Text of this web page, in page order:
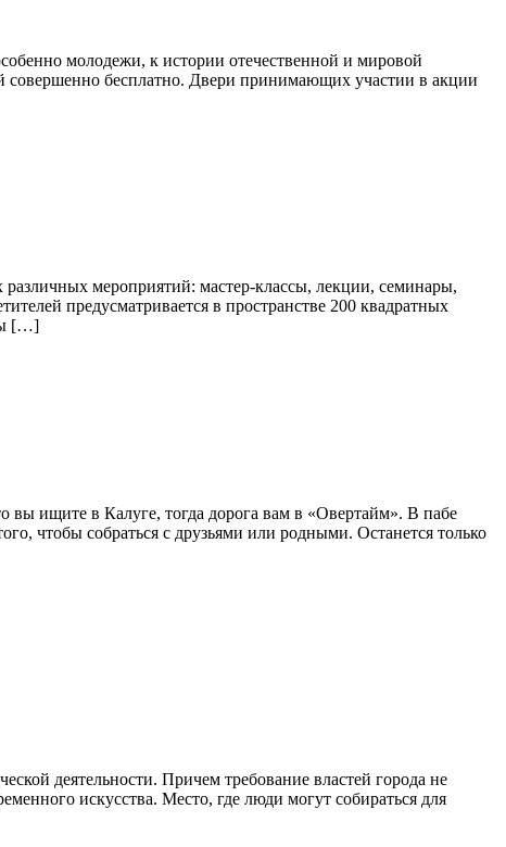
молодежи, к истории отечественной и мировой
совершенно бесплатно. Двери принимающих участии в акции
мероприятий: мастер-классы, лекции, семинары,
предусматривается в пространстве 200 квадратных
[…]
вы ищите в Калуге, тогда дорога вам в «Овертайм». В пабе
чтобы собраться с друзьями или родными. Останется только
деятельности. Причем требование властей города не
искусства. Место, где люди могут собираться для